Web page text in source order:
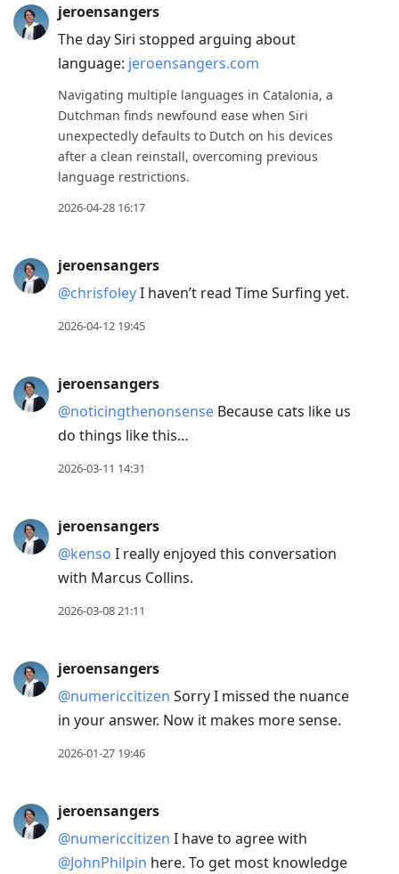
jeroensangers
The day Siri stopped arguing about
language: jeroensangers.com
Navigating multiple languages in Catalonia, a
Dutchman finds newfound ease when Siri
unexpectedly defaults to Dutch on his devices
after a clean reinstall, overcoming previous
language restrictions.
2026-04-28 16:17
jeroensangers
@chrisfoleyI haven’t read Time Surfing yet.
2026-04-12 19:45
jeroensangers
@noticingthenonsense Because cats like us
do things like this…
2026-03-11 14:31
jeroensangers
@kenso I really enjoyed this conversation
with Marcus Collins.
2026-03-08 21:11
jeroensangers
@numericcitizen Sorry I missed the nuance
in your answer. Now it makes more sense.
2026-01-27 19:46
jeroensangers
@numericcitizen I have to agree with
@JohnPhilpin here. To get most knowledge